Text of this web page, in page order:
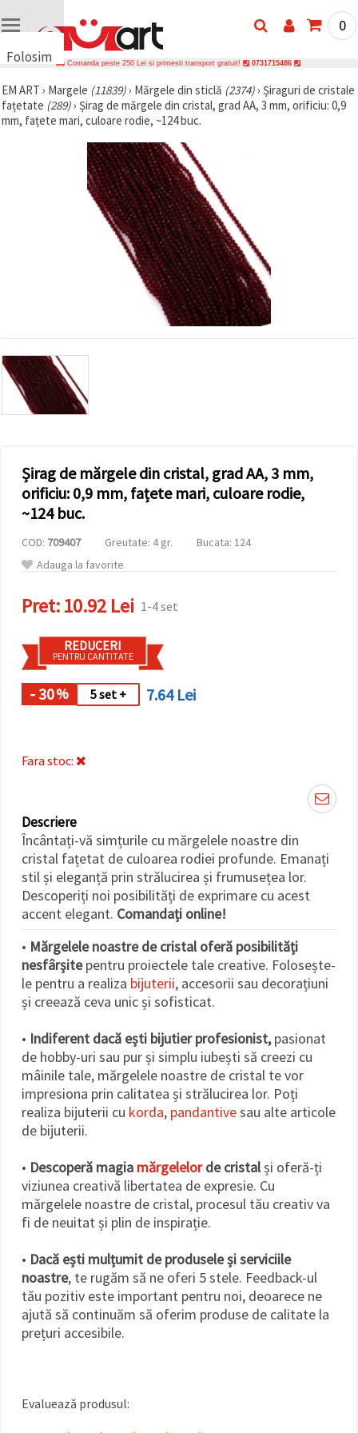
Folosim
uri
🍪 Folosim
cookie-uri
afișa
conținut și
reclame
mai
relevante,
analiză și
marketing.
acord să
toate
urile făcând
toate!" Sau
preferințele
în setări
selectând
un tip de
cookie -uri
dat și
Setări
0
Comanda peste 250 Lei si primesti transport gratuit! 0731715486
EM ART › Margele (11839)› Mărgele din sticlă (2374)› Șiraguri de cristale
fațetate (289)› Șirag de mărgele din cristal, grad AA, 3 mm, orificiu: 0,9
mm, fațete mari, culoare rodie, ~124 buc.
Șirag de mărgele din cristal, grad AA, 3 mm,
orificiu: 0,9 mm, fațete mari, culoare rodie,
~124 buc.
COD: 709407 Greutate: 4 gr.
Bucata: 124
Adauga la favorite
Pret:10.92 Lei 1-4 set
REDUCERI
PENTRU CANTITATE
- 30% 5 set + 7.64 Lei
Fara stoc:
Descriere
Încântați-vă simțurile cu mărgelele noastre din
cristal fațetat de culoarea rodiei profunde. Emanați
stil și eleganță prin strălucirea și frumusețea lor.
Descoperiți noi posibilități de exprimare cu acest
accent elegant. Comandați online!
• Mărgelele noastre de cristal oferă posibilități
nesfârșitepentru proiectele tale creative. Folosește-
le pentru a realiza bijuterii, accesorii sau decorațiuni
și creează ceva unic și sofisticat.
• Indiferent dacă ești bijutier profesionist,pasionat
de hobby-uri sau pur și simplu iubești să creezi cu
mâinile tale, mărgelele noastre de cristal te vor
impresiona prin calitatea și strălucirea lor. Poți
realiza bijuterii cu korda, pandantivesau alte articole
de bijuterii.
• Descoperă magia mărgelelorde cristalși oferă-ți
viziunea creativă libertatea de expresie. Cu
mărgelele noastre de cristal, procesul tău creativ va
fi de neuitat și plin de inspirație.
• Dacă ești mulțumit de produsele și serviciile
noastre, te rugăm să ne oferi 5 stele. Feedback-ul
tău pozitiv este important pentru noi, deoarece ne
ajută să continuăm să oferim produse de calitate la
prețuri accesibile.
Evaluează produsul: